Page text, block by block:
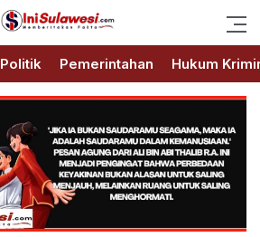
IniSulawesi.com
Memberitakan Fakta
Politik Pemerintahan Hukum